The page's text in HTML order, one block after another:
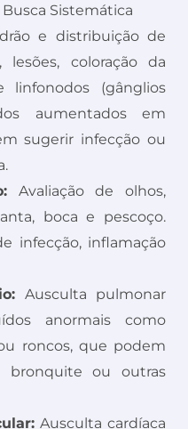
Sistemática
e distribuição de
lesões, coloração da
linfonodos (gânglios
aumentados em
sugerir infecção ou
Avaliação de olhos,
boca e pescoço.
infecção, inflamação
Ausculta pulmonar
anormais como
roncos, que podem
bronquite ou outras
Ausculta cardíaca